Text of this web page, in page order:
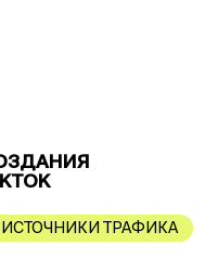
ИСТОЧНИКИ ТРАФИКА